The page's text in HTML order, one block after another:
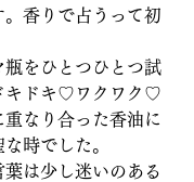
。香りで占うって初
瓶をひとつひとつ試
キドキ♡ワクワク♡
なり合った香油に
時でした。
は少し迷いのある